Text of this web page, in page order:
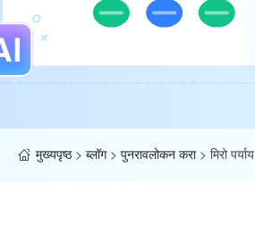
मुख्यपृष्ठ> ब्लॉग> पुनरावलोकन करा> मिरो पर्याय